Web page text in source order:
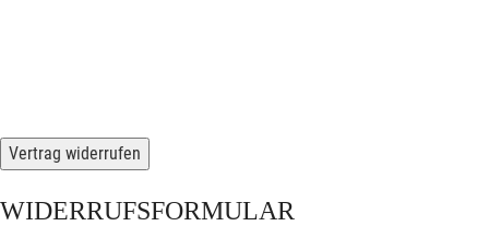
Vertrag widerrufen
WIDERRUFSFORMULAR